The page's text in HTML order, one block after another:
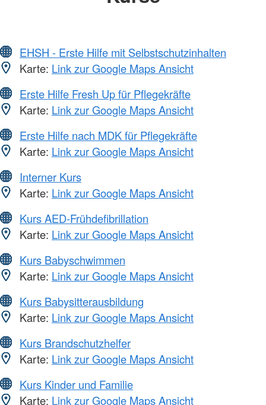
EHSH - Erste Hilfe mit Selbstschutzinhalten
Karte: Link zur Google Maps Ansicht
Erste Hilfe Fresh Up für Pflegekräfte
Karte: Link zur Google Maps Ansicht
Erste Hilfe nach MDK für Pflegekräfte
Karte: Link zur Google Maps Ansicht
Interner Kurs
Karte: Link zur Google Maps Ansicht
Kurs AED-Frühdefibrillation
Karte: Link zur Google Maps Ansicht
Kurs Babyschwimmen
Karte: Link zur Google Maps Ansicht
Kurs Babysitterausbildung
Karte: Link zur Google Maps Ansicht
Kurs Brandschutzhelfer
Karte: Link zur Google Maps Ansicht
Kurs Kinder und Familie
Karte: Link zur Google Maps Ansicht